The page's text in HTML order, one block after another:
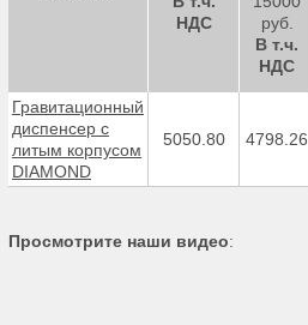
НДС
руб.
В т.ч.
НДС
Гравитационный
диспенсер с
литым корпусом
DIAMOND
5050.80 4798.26
Просмотрите наши видео: